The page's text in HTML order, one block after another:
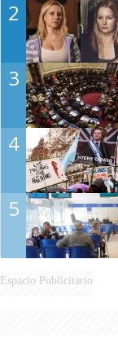
2
3
4
5
Espacio Publicitario